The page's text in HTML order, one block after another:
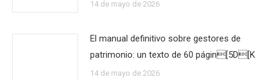
14 de mayo de 2026
El manual definitivo sobre gestores de
patrimonio: un texto de 60 págin[5D[K
14 de mayo de 2026